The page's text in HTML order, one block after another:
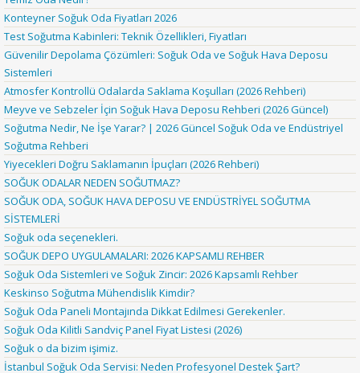
Konteyner Soğuk Oda Fiyatları 2026
Test Soğutma Kabinleri: Teknik Özellikleri, Fiyatları
Güvenilir Depolama Çözümleri: Soğuk Oda ve Soğuk Hava Deposu
Sistemleri
Atmosfer Kontrollü Odalarda Saklama Koşulları (2026 Rehberi)
Meyve ve Sebzeler İçin Soğuk Hava Deposu Rehberi (2026 Güncel)
Soğutma Nedir, Ne İşe Yarar? | 2026 Güncel Soğuk Oda ve Endüstriyel
Soğutma Rehberi
Yiyecekleri Doğru Saklamanın İpuçları (2026 Rehberi)
SOĞUK ODALAR NEDEN SOĞUTMAZ?
SOĞUK ODA, SOĞUK HAVA DEPOSU VE ENDÜSTRİYEL SOĞUTMA
SİSTEMLERİ
Soğuk oda seçenekleri.
SOĞUK DEPO UYGULAMALARI: 2026 KAPSAMLI REHBER
Soğuk Oda Sistemleri ve Soğuk Zincir: 2026 Kapsamlı Rehber
Keskinso Soğutma Mühendislik Kimdir?
Soğuk Oda Paneli Montajında Dikkat Edilmesi Gerekenler.
Soğuk Oda Kilitli Sandviç Panel Fiyat Listesi (2026)
Soğuk o da bizim işimiz.
İstanbul Soğuk Oda Servisi: Neden Profesyonel Destek Şart?